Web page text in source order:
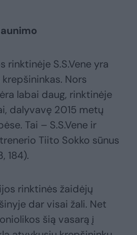
rinktinėje S.S.Vene yra
Nors
labai daug, rinktinėje
dalyvavę 2015 metų
Tai – S.S.Vene ir
Tiito Sokko sūnus
184).
rinktinės žaidėjų
dar visai žali. Net
šią vasarą į